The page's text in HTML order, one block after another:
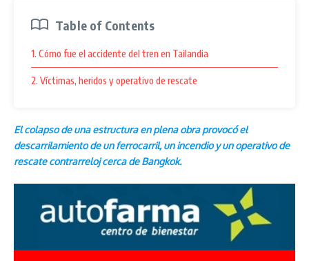
Table of Contents
1. Cómo fue el accidente del tren en Tailandia
2. Víctimas, heridos y operativo de rescate
El colapso de una estructura en plena obra provocó el
descarrilamiento de un ferrocarril, un incendio y un operativo de
rescate contrarreloj cerca de Bangkok.